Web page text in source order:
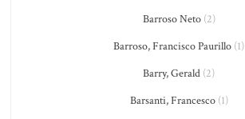
Barroso Neto(2)
Barroso, Francisco Paurillo (1)
Barry, Gerald (2)
Barsanti, Francesco(1)